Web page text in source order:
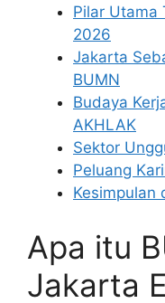
Pilar Utama
2026
Jakarta
BUMN
Budaya
AKHLAK
Sektor
Peluang
Kesimpulan
Apa itu
Jakarta